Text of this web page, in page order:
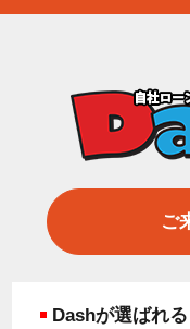
ご
Dashが選ばれ